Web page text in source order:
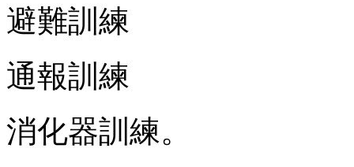
避難訓練
通報訓練
消化器訓練。